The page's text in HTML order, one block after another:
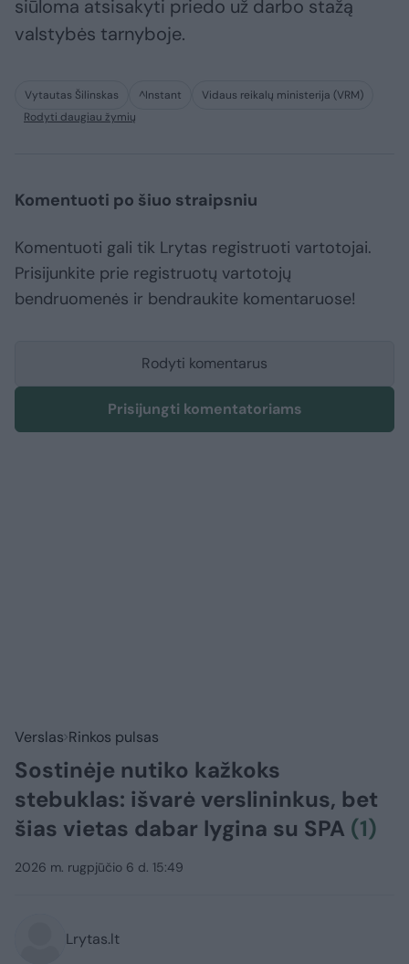
siūloma atsisakyti priedo už darbo stažą
valstybės tarnyboje.
Vytautas Šilinskas ^Instant
Vidaus reikalų ministerija (VRM)
Rodyti daugiau žymių
Komentuoti po šiuo straipsniu
Komentuoti gali tik Lrytas registruoti vartotojai.
Prisijunkite prie registruotų vartotojų
bendruomenės ir bendraukite komentaruose!
Rodyti komentarus
Prisijungti komentatoriams
Verslas Rinkos pulsas
Sostinėje nutiko kažkoks
stebuklas: išvarė verslininkus, bet
šias vietas dabar lygina su SPA (1)
2026 m. rugpjūčio 6 d. 15:49
Lrytas.lt